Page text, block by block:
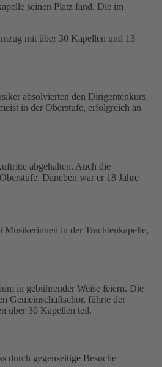
seinen Platz fand. Die im
mit über 30 Kapellen und 13
absolvierten den Dirigentenkurs.
in der Oberstufe, erfolgreich an
abgehalten. Auch die
Daneben war er 18 Jahre
in der Trachtenkapelle,
in gebührender Weise feiern. Die
Gemeinschaftschor, führte der
über 30 Kapellen teil.
durch gegenseitige Besuche